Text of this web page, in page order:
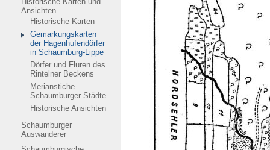
Ansichten
Historische Karten
Gemarkungskarten
der Hagenhufendörfer
in Schaumburg-Lippe
Dörfer und Fluren des
Rintelner Beckens
Merianstiche
Schaumburger Städte
Historische Ansichten
Schaumburger
Auswanderer